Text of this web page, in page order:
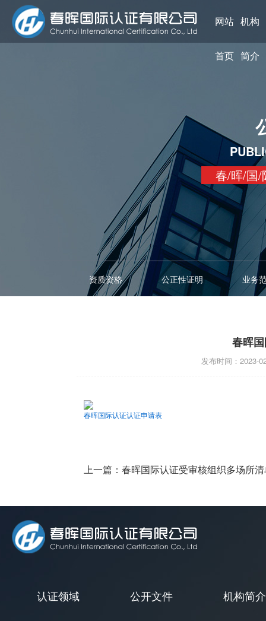
网站
首页
机构
简介
春/晖/国/
资质资格 公正性证明 业务
春晖
发布时间：
春晖国际认证认证申请表
上一篇： 春晖国际认证受审核组织多场所
认证领域 公开文件 机构简介